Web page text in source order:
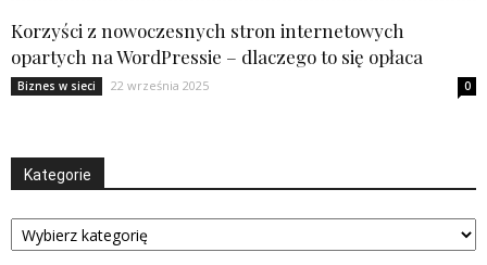
Korzyści z nowoczesnych stron internetowych
opartych na WordPressie – dlaczego to się opłaca
Biznes w sieci 22 września 2025 0
Kategorie
Kategorie